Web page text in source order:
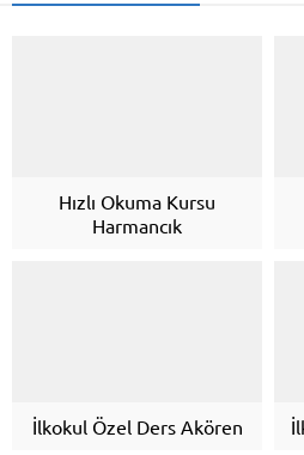
Hızlı Okuma Kursu
Harmancık
İlkokul Özel Ders Akören